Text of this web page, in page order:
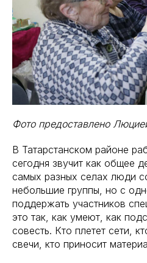
Фото предоставлено
В Татарстанском районе
сегодня звучит как общее
самых разных селах люди
небольшие группы, но с
поддержать участников
это так, как умеют, как
совесть. Кто плетет сети,
свечи, кто приносит